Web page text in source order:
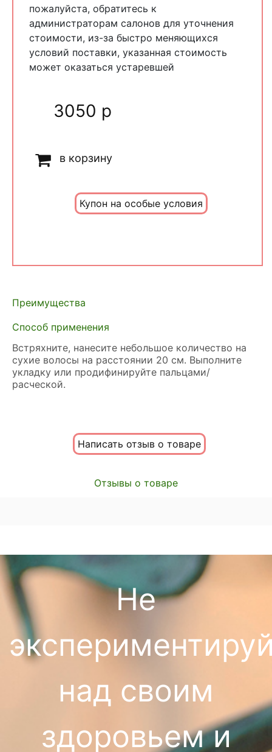
пожалуйста, обратитесь к
администраторам салонов для уточнения
стоимости, из-за быстро меняющихся
условий поставки, указанная стоимость
может оказаться устаревшей
3050 р
в корзину
Купон на особые условия
Преимущества
Способ применения
Встряхните, нанесите небольшое количество на
сухие волосы на расстоянии 20 см. Выполните
укладку или продифинируйте пальцами/
расческой.
Написать отзыв о товаре
Отзывы о товаре
Не
над своим
здоровьем и